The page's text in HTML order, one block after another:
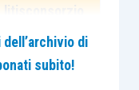
di
subito!